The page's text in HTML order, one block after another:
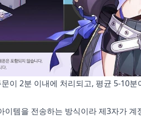
이 2분 이내에 처리되고, 평균 5-10
템을 전송하는 방식이라 제3자가